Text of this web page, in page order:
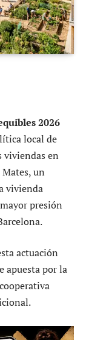
2026
local de
viviendas en
un
vivienda
presión
actuación
apuesta por la